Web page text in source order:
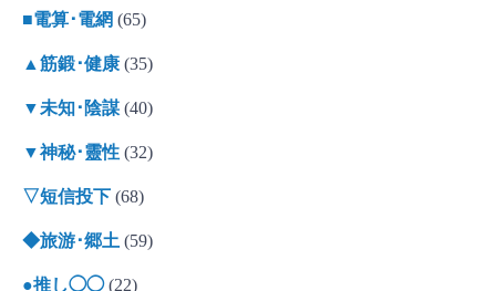
■電算･電網 (65)
▲筋鍛･健康 (35)
▼未知･陰謀 (40)
▼神秘･靈性 (32)
▽短信投下 (68)
◆旅游･郷土 (59)
●推し◯◯(22)